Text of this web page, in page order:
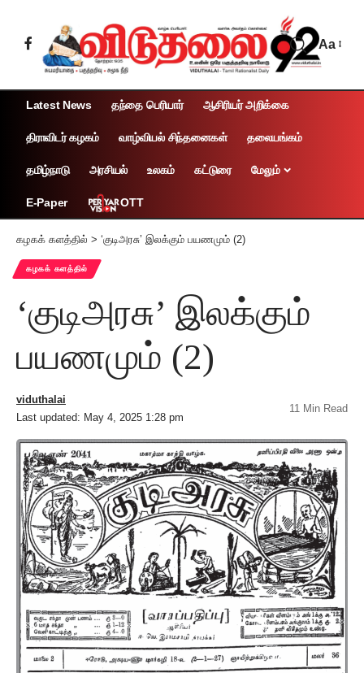
Aa
Latest News தந்தை பெரியார் ஆசிரியர் அறிக்கை
திராவிடர் கழகம் வாழ்வியல் சிந்தனைகள் தலையங்கம்
தமிழ்நாடு அரசியல் உலகம் கட்டுரை மேலும்
E-Paper OTT
கழகக் களத்தில் > ‘குடிஅரசு’ இலக்கும் பயணமும் (2)
கழகக் களத்தில்
‘குடிஅரசு’ இலக்கும்
பயணமும் (2)
Last updated: May 4, 2025 1:28 pm
viduthalai
11 Min Read